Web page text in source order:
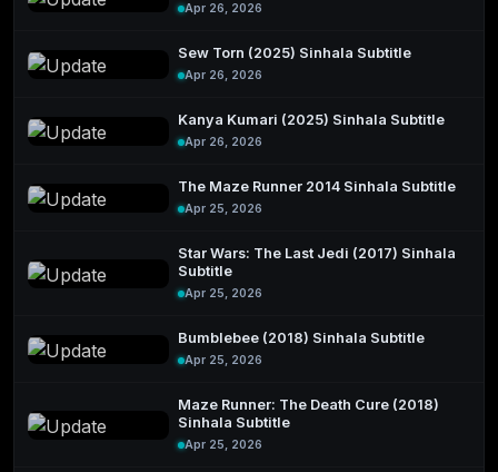
Apr 26, 2026
Sew Torn (2025) Sinhala Subtitle
Apr 26, 2026
Kanya Kumari (2025) Sinhala Subtitle
Apr 26, 2026
The Maze Runner 2014 Sinhala Subtitle
Apr 25, 2026
Star Wars: The Last Jedi (2017) Sinhala
Subtitle
Apr 25, 2026
Bumblebee (2018) Sinhala Subtitle
Apr 25, 2026
Maze Runner: The Death Cure (2018)
Sinhala Subtitle
Apr 25, 2026